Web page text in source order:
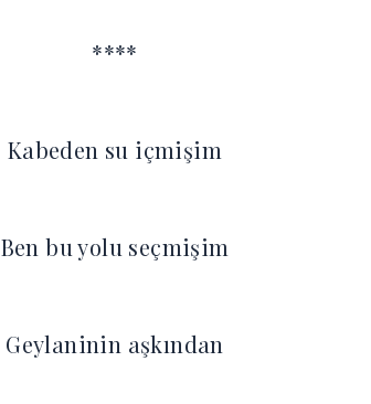
****
Kabeden su içmişim
Ben bu yolu seçmişim
Geylaninin aşkından